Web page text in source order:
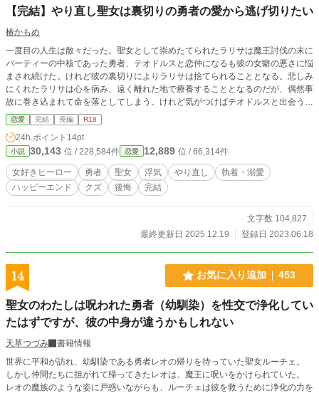
【完結】やり直し聖女は裏切りの勇者の愛から逃げ切りたい
椿かもめ
一度目の人生は散々だった。聖女として崇めたてられたラリサは魔王討伐の末に
パーティーの中核であった勇者、テオドルスと恋仲になるも彼の女癖の悪さに悩
まされ続けた。けれど彼の裏切りによりラリサは捨てられることとなる。悲しみ
にくれたラリサは心を病み、遠く離れた地で療養することとなるのだが、偶然事
故に巻き込まれて命を落としてしまう。けれど気がつけばテオドルスと出会う直
前にまで巻き戻っていた。今度こそ真っ当な人生を送りたいと、勇者パーティー
への参加を拒んだラリサ。それからテオドルスを避けて生きてきたが、とうとう
勇者たちが無事魔王討伐を終えて帰国することとなった。彼らへの褒美を授与す
る場に聖女として参列したラリサだが、予想外のテオドルスの要望に耳を疑うこ
とになる。 「聖女ラリサを娶らせていただきたい」 拒否することも出来ず、流
されるままにテオドルスと婚姻を結ぶことになってしまったラリサ。彼から逃げ
切るために思案するのだが、予想外に彼は溺愛してきて──。 ※ムーンさんでも
恋愛 完結 長編 R18
24h.ポイント 14pt
小説 30,143 位 / 228,584件 恋愛 12,889 位 / 66,314件
女好きヒーロー 勇者 聖女 浮気 やり直し
執着・溺愛
ハッピーエンド
クズ 後悔 完結
文字数 104,827
最終更新日 2025.12.19
登録日 2023.06.18
14 お気に入り追加 453
聖女のわたしは呪われた勇者（幼馴染）を性交で浄化してい
たはずですが、彼の中身が違うかもしれない
天草つづみ
書籍情報
世界に平和が訪れ、幼馴染である勇者レオの帰りを待っていた聖女ルーチェ。
しかし仲間たちに担がれて帰ってきたレオは、魔王に呪いをかけられていた。
レオの魔族のような姿に戸惑いながらも、ルーチェは彼を救うために浄化の力を